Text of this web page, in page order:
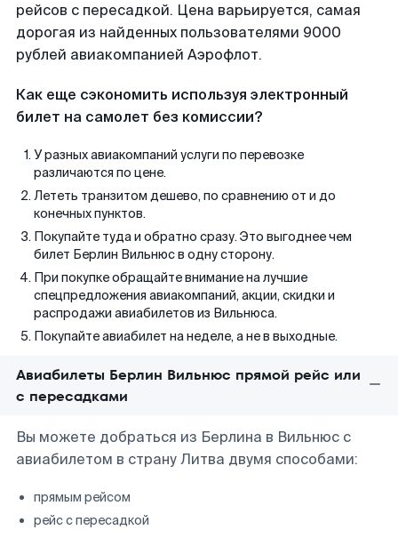
рейсов с пересадкой. Цена варьируется, самая
дорогая из найденных пользователями 9000
рублей авиакомпанией Аэрофлот.
Как еще сэкономить используя электронный
билет на самолет без комиссии?
У разных авиакомпаний услуги по перевозке
различаются по цене.
Лететь транзитом дешево, по сравнению от и до
конечных пунктов.
Покупайте туда и обратно сразу. Это выгоднее чем
билет Берлин Вильнюс в одну сторону.
При покупке обращайте внимание на лучшие
спецпредложения авиакомпаний, акции, скидки и
распродажи авиабилетов из Вильнюса.
Покупайте авиабилет на неделе, а не в выходные.
Авиабилеты Берлин Вильнюс прямой рейс или
с пересадками
Вы можете добраться из Берлина в Вильнюс с
авиабилетом в страну Литва двумя способами:
прямым рейсом
рейс с пересадкой